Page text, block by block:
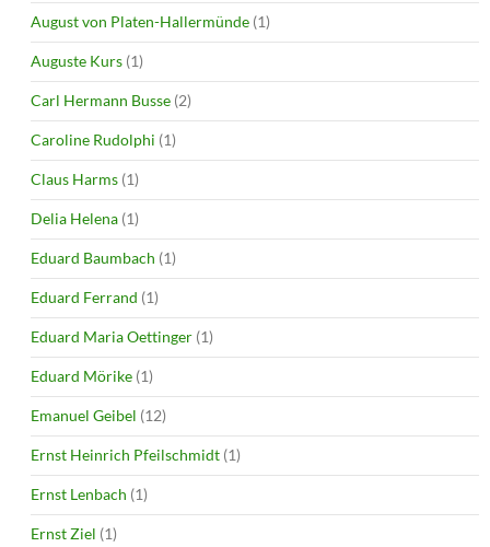
August von Platen-Hallermünde (1)
Auguste Kurs (1)
Carl Hermann Busse (2)
Caroline Rudolphi (1)
Claus Harms (1)
Delia Helena (1)
Eduard Baumbach (1)
Eduard Ferrand (1)
Eduard Maria Oettinger (1)
Eduard Mörike (1)
Emanuel Geibel (12)
Ernst Heinrich Pfeilschmidt (1)
Ernst Lenbach (1)
Ernst Ziel (1)